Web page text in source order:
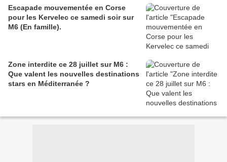
Escapade mouvementée en Corse
pour les Kervelec ce samedi soir sur
M6 (En famille).
Zone interdite ce 28 juillet sur M6 :
Que valent les nouvelles destinations
stars en Méditerranée ?